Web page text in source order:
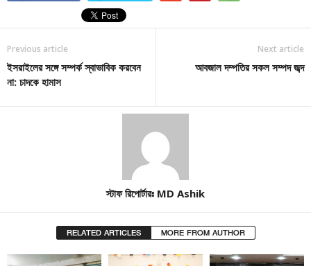
Previous article
ইসরাইলের সঙ্গে সম্পর্ক স্বাভাবিক করবেন
না: চাদকে হামাস
Next article
আবজাল দম্পতির সকল সম্পদ জব্দ
স্টাফ রিপোর্টারঃ MD Ashik
RELATED ARTICLES MORE FROM AUTHOR